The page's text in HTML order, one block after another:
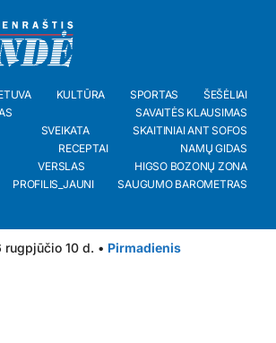
KULTŪRA SPORTAS
ŠEŠĖLIAI
SAVAITĖS KLAUSIMAS
SVEIKATA
SKAITINIAI ANT SOFOS
RECEPTAI
NAMŲ GIDAS
VERSLAS
HIGSO BOZONŲ ZONA
PROFILIS_JAUNI
SAUGUMO BAROMETRAS
rugpjūčio 10 d. • Pirmadienis